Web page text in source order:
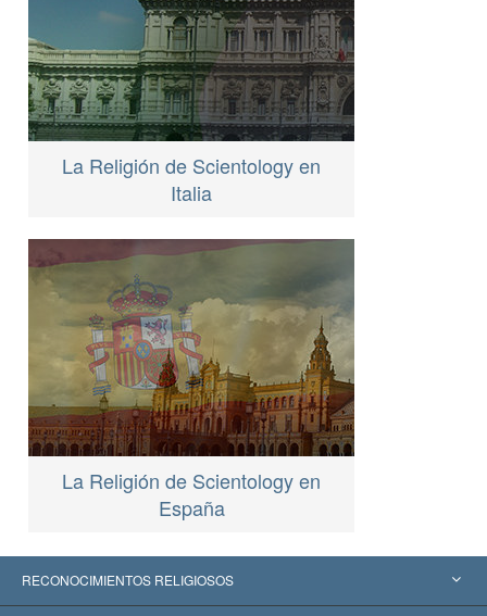
La Religión de Scientology en
Italia
La Religión de Scientology en
España
RECONOCIMIENTOS RELIGIOSOS